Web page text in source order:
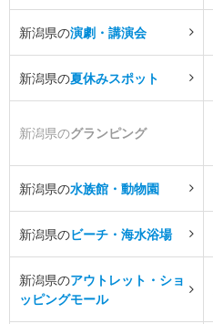
新潟県の演劇・講演会
新潟県の夏休みスポット
新潟県のグランピング
新潟県の水族館・動物園
新潟県のビーチ・海水浴場
新潟県のアウトレット・ショ
ッピングモール